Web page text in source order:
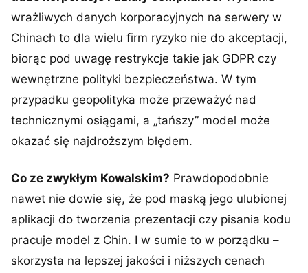
wrażliwych danych korporacyjnych na serwery w
Chinach to dla wielu firm ryzyko nie do akceptacji,
biorąc pod uwagę restrykcje takie jak GDPR czy
wewnętrzne polityki bezpieczeństwa. W tym
przypadku geopolityka może przeważyć nad
technicznymi osiągami, a „tańszy” model może
okazać się najdroższym błędem.
Co ze zwykłym Kowalskim? Prawdopodobnie
nawet nie dowie się, że pod maską jego ulubionej
aplikacji do tworzenia prezentacji czy pisania kodu
pracuje model z Chin. I w sumie to w porządku –
skorzysta na lepszej jakości i niższych cenach